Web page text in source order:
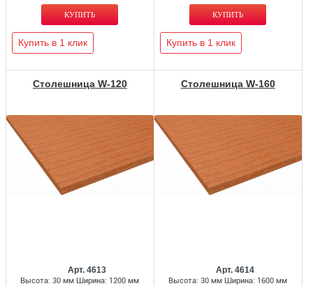
Купить в 1 клик Купить в 1 клик
Столешница W-120
Арт. 4613
Высота: 30 мм Ширина: 1200 мм
Столешница W-160
Арт. 4614
Высота: 30 мм Ширина: 1600 мм